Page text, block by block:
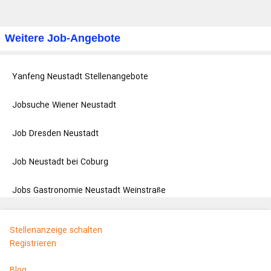
Weitere Job-Angebote
Yanfeng Neustadt Stellenangebote
Jobsuche Wiener Neustadt
Job Dresden Neustadt
Job Neustadt bei Coburg
Jobs Gastronomie Neustadt Weinstraße
Stellenanzeige schalten
Registrieren